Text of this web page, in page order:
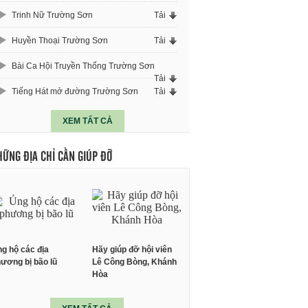
Trinh Nữ Trường Sơn Tải
Huyền Thoại Trường Sơn Tải
Bài Ca Hội Truyền Thống Trường Sơn
Tải
Tiếng Hát mở đường Trường Sơn
Tải
XEM TẤT CẢ
ĐỊA CHỈ CẦN GIÚP ĐỠ
hộ các địa
bị bão lũ
Hãy giúp đỡ hội viên
Lê Công Bòng, Khánh
Hòa